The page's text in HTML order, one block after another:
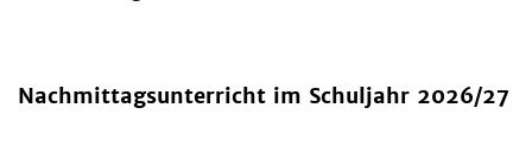
Nachmittagsunterricht im Schuljahr 2026/27